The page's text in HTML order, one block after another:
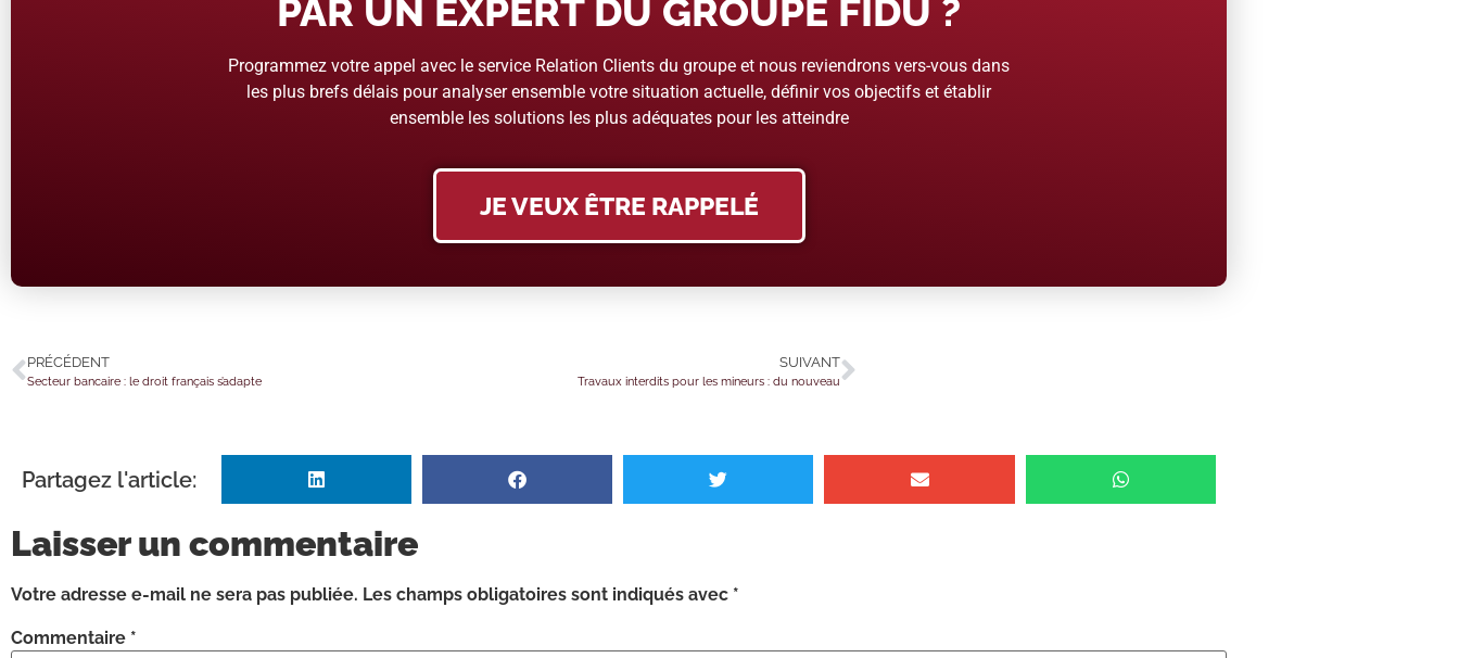
PAR UN EXPERT DU GROUPE FIDU ?
Programmez votre appel avec le service Relation Clients du groupe et nous reviendrons vers-vous dans
les plus brefs délais pour analyser ensemble votre situation actuelle, définir vos objectifs et établir
ensemble les solutions les plus adéquates pour les atteindre
JE VEUX ÊTRE RAPPELÉ
PRÉCÉDENT
Secteur bancaire : le droit français s’adapte
SUIVANT
Travaux interdits pour les mineurs : du nouveau
Partagez l'article:
Laisser un commentaire
Votre adresse e-mail ne sera pas publiée. Les champs obligatoires sont indiqués avec *
Commentaire *